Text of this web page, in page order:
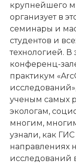
крупнейшего
организует в
семинары и
студентов и
технологией.
конференц-
практикум
ученым самых
экологам,
многим,
узнали, как
направлениях
исследований